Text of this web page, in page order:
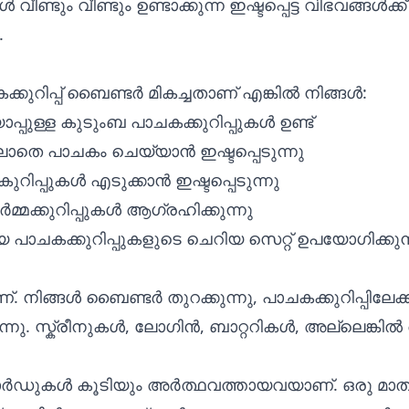
വീണ്ടും വീണ്ടും ഉണ്ടാക്കുന്ന ഇഷ്ടപ്പെട്ട വിഭവങ്ങൾക്ക്
ബൈണ്ടർ മികച്ചതാണ് എങ്കിൽ നിങ്ങൾ:
കുടുംബ പാചകക്കുറിപ്പുകൾ ഉണ്ട്
പാചകം ചെയ്യാൻ ഇഷ്ടപ്പെടുന്നു
കുറിപ്പുകൾ എടുക്കാൻ ഇഷ്ടപ്പെടുന്നു
ആഗ്രഹിക്കുന്നു
പാചകക്കുറിപ്പുകളുടെ ചെറിയ സെറ്റ്
നിങ്ങൾ ബൈണ്ടർ തുറക്കുന്നു,
സ്ക്രീനുകൾ, ലോഗിൻ, ബാറ്ററികൾ, അല്ലെങ്കിൽ
കൂടിയും അർത്ഥവത്തായവയാണ്. ഒരു